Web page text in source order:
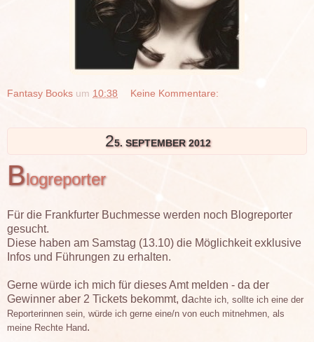
Fantasy Books um 10:38 Keine Kommentare:
25. SEPTEMBER 2012
Blogreporter
Für die Frankfurter Buchmesse werden noch Blogreporter
gesucht.
Diese haben am Samstag (13.10) die Möglichkeit exklusive
Infos und Führungen zu erhalten.
Gerne würde ich mich für dieses Amt melden - da der
Gewinner aber 2 Tickets bekommt, dachte ich, sollte ich eine der
Reporterinnen sein, würde ich gerne eine/n von euch mitnehmen, als
meine Rechte Hand.